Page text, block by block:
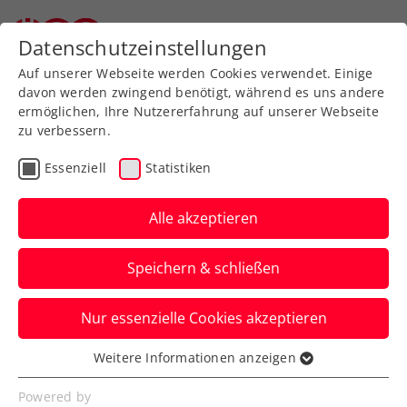
Aktuelle News
News filtern
Datenschutzeinstellungen
Auf unserer Webseite werden Cookies verwendet. Einige
davon werden zwingend benötigt, während es uns andere
ermöglichen, Ihre Nutzererfahrung auf unserer Webseite
zu verbessern.
Essenziell Statistiken
Alle akzeptieren
Speichern & schließen
Nur essenzielle Cookies akzeptieren
Essenziell
Essenzielle Cookies werden für grundlegende
Weitere Informationen anzeigen
Powered by